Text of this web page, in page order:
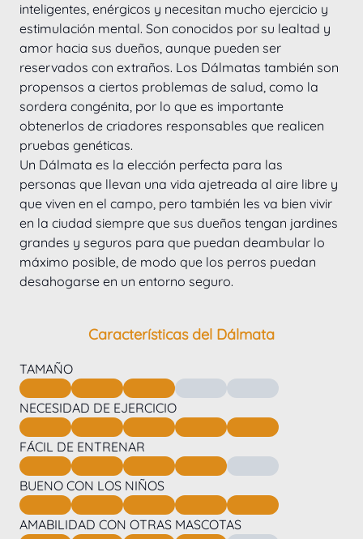
inteligentes, enérgicos y necesitan mucho ejercicio y
estimulación mental. Son conocidos por su lealtad y
amor hacia sus dueños, aunque pueden ser
reservados con extraños. Los Dálmatas también son
propensos a ciertos problemas de salud, como la
sordera congénita, por lo que es importante
obtenerlos de criadores responsables que realicen
pruebas genéticas.
Un Dálmata es la elección perfecta para las
personas que llevan una vida ajetreada al aire libre y
que viven en el campo, pero también les va bien vivir
en la ciudad siempre que sus dueños tengan jardines
grandes y seguros para que puedan deambular lo
máximo posible, de modo que los perros puedan
desahogarse en un entorno seguro.
Características del Dálmata
TAMAÑO
NECESIDAD DE EJERCICIO
FÁCIL DE ENTRENAR
BUENO CON LOS NIÑOS
AMABILIDAD CON OTRAS MASCOTAS